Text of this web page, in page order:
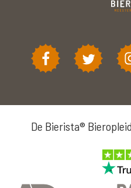
De Bierista®